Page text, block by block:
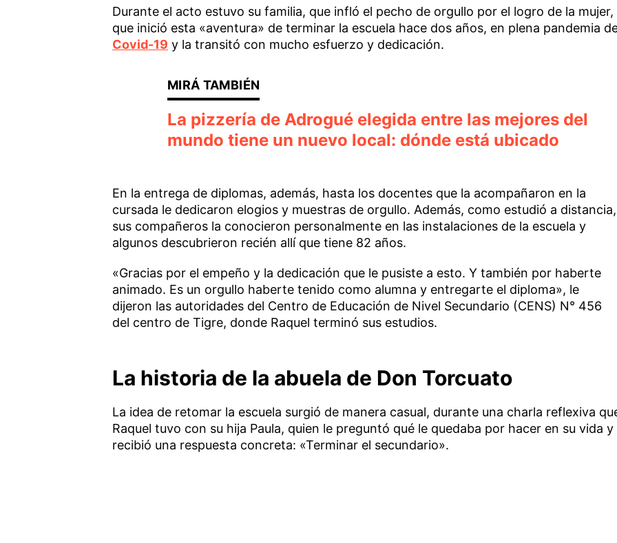
Durante el acto estuvo su familia, que infló el pecho de orgullo por el logro de la mujer,
que inició esta «aventura» de terminar la escuela hace dos años, en plena pandemia
Covid-19 y la transitó con mucho esfuerzo y dedicación.
La pizzería de Adrogué elegida entre las mejores del
mundo tiene un nuevo local: dónde está ubicado
En la entrega de diplomas, además, hasta los docentes que la acompañaron en la
cursada le dedicaron elogios y muestras de orgullo. Además, como estudió a distancia,
sus compañeros la conocieron personalmente en las instalaciones de la escuela y
algunos descubrieron recién allí que tiene 82 años.
«Gracias por el empeño y la dedicación que le pusiste a esto. Y también por haberte
animado. Es un orgullo haberte tenido como alumna y entregarte el diploma», le
dijeron las autoridades del Centro de Educación de Nivel Secundario (CENS) N° 456
del centro de Tigre, donde Raquel terminó sus estudios.
La historia de la abuela de Don Torcuato
La idea de retomar la escuela surgió de manera casual, durante una charla reflexiva
Raquel tuvo con su hija Paula, quien le preguntó qué le quedaba por hacer en su vida y
recibió una respuesta concreta: «Terminar el secundario».